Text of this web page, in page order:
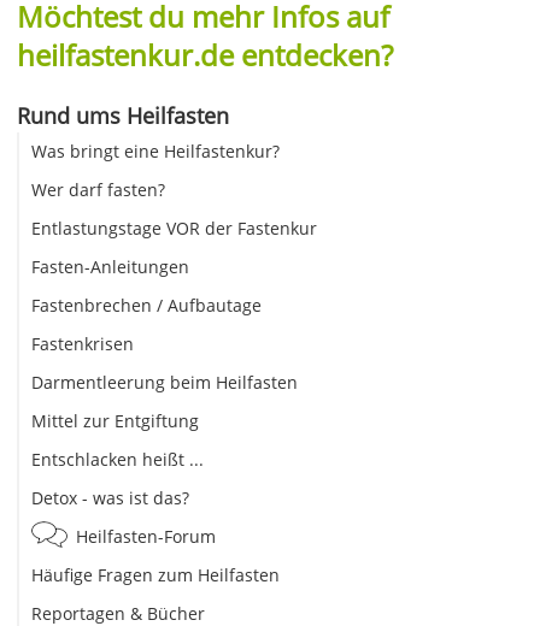
Möchtest du mehr Infos auf
heilfastenkur.de entdecken?
Rund ums Heilfasten
Was bringt eine Heilfastenkur?
Wer darf fasten?
Entlastungstage VOR der Fastenkur
Fasten-Anleitungen
Fastenbrechen / Aufbautage
Fastenkrisen
Darmentleerung beim Heilfasten
Mittel zur Entgiftung
Entschlacken heißt ...
Detox - was ist das?
Heilfasten-Forum
Häufige Fragen zum Heilfasten
Reportagen & Bücher